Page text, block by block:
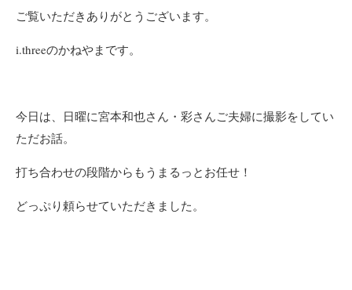
ご覧いただきありがとうございます。
i.threeのかねやまです。
今日は、日曜に宮本和也さん・彩さんご夫婦に撮影をしてい
ただお話。
打ち合わせの段階からもうまるっとお任せ！
どっぷり頼らせていただきました。